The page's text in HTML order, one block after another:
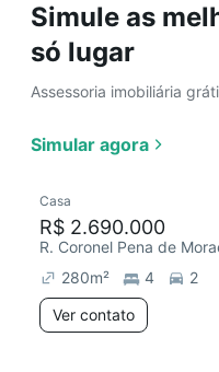
Simule as
só lugar
Assessoria imobiliária
Simular agora
Casa
R$ 2.690.000
R. Coronel Pena de
280m² 4
2
Ver contato